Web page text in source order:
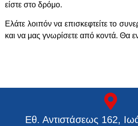
είστε στο δρόμο.
Ελάτε λοιπόν να επισκεφτείτε το
και να μας γνωρίσετε από κοντά. Θα
Εθ. Αντιστάσεως 162,